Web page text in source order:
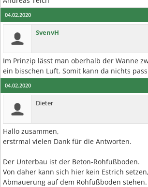
04.02.2020
SvenvH
Im Prinzip lässt man oberhalb der Wanne
ein bisschen Luft. Somit kann da nichts
04.02.2020
Dieter
Hallo zusammen,
erstrmal vielen Dank für die Antworten.
Der Unterbau ist der Beton-Rohfußboden.
Von daher kann sich hier kein Estrich
Abmauerung auf dem Rohfußboden stehen.